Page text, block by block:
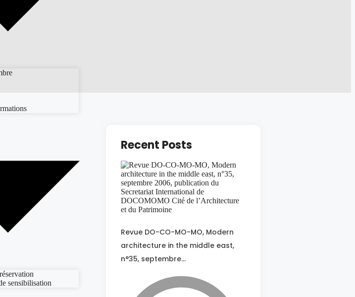
sensibilisation
Recent Posts
Revue DO-CO-MO-MO, Modern
architecture in the middle east,
n°35, septembre…